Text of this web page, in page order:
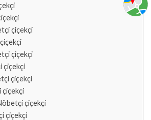
çiçekçi
çiçekçi
çiçekçi
çiçekçi
çiçekçi
çiçekçi
çiçekçi